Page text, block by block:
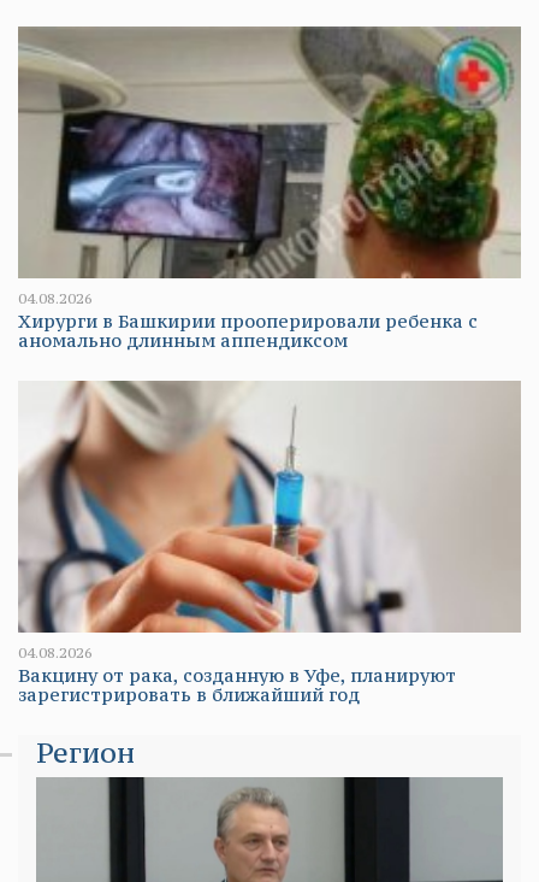
04.08.2026
Хирурги в Башкирии прооперировали ребенка с
аномально длинным аппендиксом
04.08.2026
Вакцину от рака, созданную в Уфе, планируют
зарегистрировать в ближайший год
Регион